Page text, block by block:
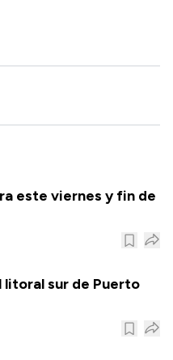
este viernes y fin de
litoral sur de Puerto